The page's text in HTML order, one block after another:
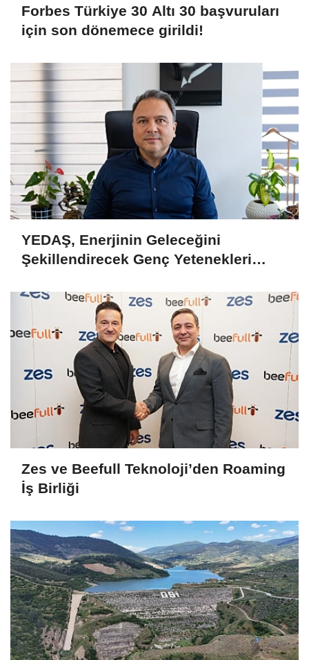
Forbes Türkiye 30 Altı 30 başvuruları
için son dönemece girildi!
YEDAŞ, Enerjinin Geleceğini
Şekillendirecek Genç Yetenekleri
Zes ve Beefull Teknoloji’den Roaming
İş Birliği